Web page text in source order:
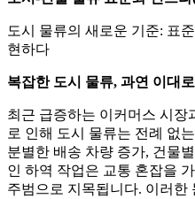
도시 물류의 새로운 기준: 표
현하다
복잡한 도시 물류, 과연 이대
최근 급증하는 이커머스 시장
로 인해 도시 물류는 전례 없
분별한 배송 차량 증가, 건물
인 하역 작업은 교통 혼잡을
주범으로 지목됩니다. 이러한